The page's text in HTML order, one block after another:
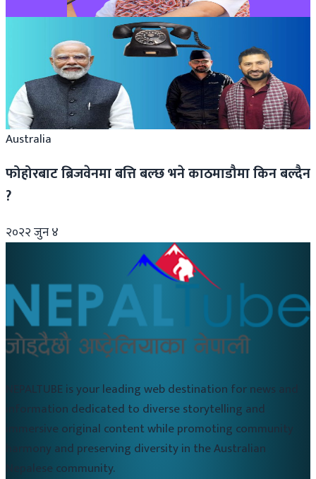
भारतीय प्रधानमन्त्री नरेन्द्र मोदीसँग बालेन र रवीको टेलिफोन
वार्ता
२०२६ मार्च १०
Australia
फोहोरबाट ब्रिजवेनमा बत्ति बल्छ भने काठमाडौमा किन बल्दैन
?
२०२२ जुन ४
NEPALTUBE is your leading web destination for news and
information dedicated to diverse storytelling and
immersive original content while promoting community
harmony and preserving diversity in the Australian
Nepalese community.